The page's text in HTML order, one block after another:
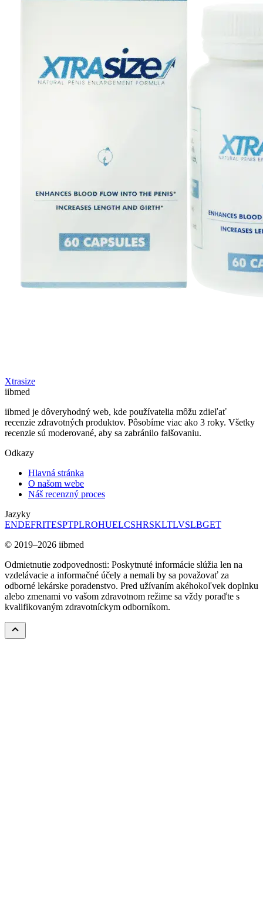
Xtrasize
iibmed
iibmed je dôveryhodný web, kde používatelia môžu zdieľať
recenzie zdravotných produktov. Pôsobíme viac ako 3 roky. Všetky
recenzie sú moderované, aby sa zabránilo falšovaniu.
Odkazy
Hlavná stránka
O našom webe
Náš recenzný proces
Jazyky
ENDEFRITESPTPLROHUELCSHRSKLTLVSLBGET
© 2019–2026 iibmed
Odmietnutie zodpovednosti: Poskytnuté informácie slúžia len na
vzdelávacie a informačné účely a nemali by sa považovať za
odborné lekárske poradenstvo. Pred užívaním akéhokoľvek doplnku
alebo zmenami vo vašom zdravotnom režime sa vždy poraďte s
kvalifikovaným zdravotníckym odborníkom.